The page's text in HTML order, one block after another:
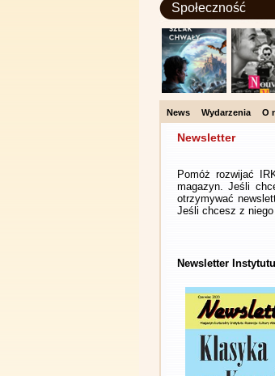
Społeczność
News Wydarzenia O
Newsletter
Pomóż rozwijać
magazyn. Jeśli
otrzymywać
Jeśli chcesz z
Newsletter